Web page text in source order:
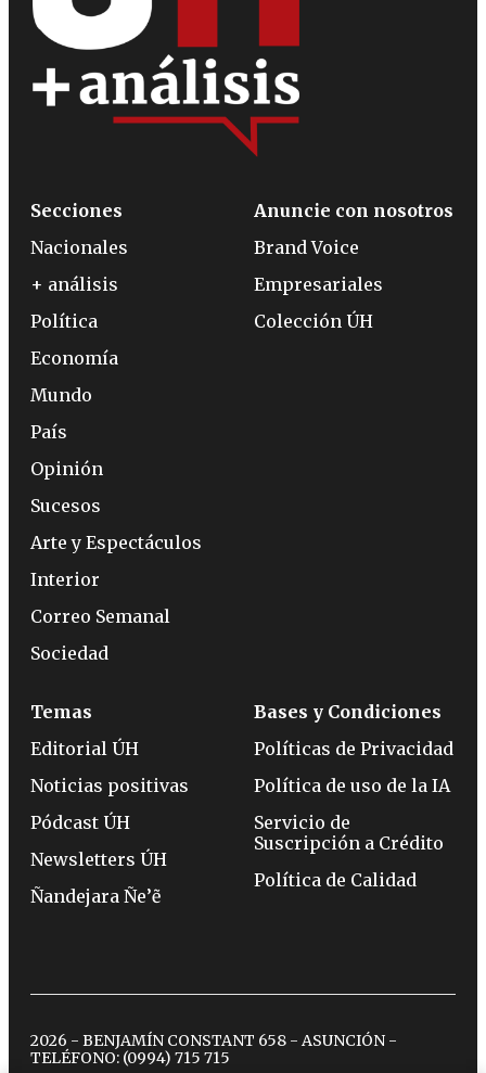
Secciones
Nacionales
+ análisis
Política
Economía
Mundo
País
Opinión
Sucesos
Arte y Espectáculos
Interior
Correo Semanal
Sociedad
Anuncie con nosotros
Brand Voice
Empresariales
Colección ÚH
Temas
Editorial ÚH
Noticias positivas
Pódcast ÚH
Newsletters ÚH
Ñandejara Ñe’ẽ
Bases y Condiciones
Políticas de Privacidad
Política de uso de la IA
Servicio de
Suscripción a Crédito
Política de Calidad
2026 - BENJAMÍN CONSTANT 658 - ASUNCIÓN -
TELÉFONO: (0994) 715 715